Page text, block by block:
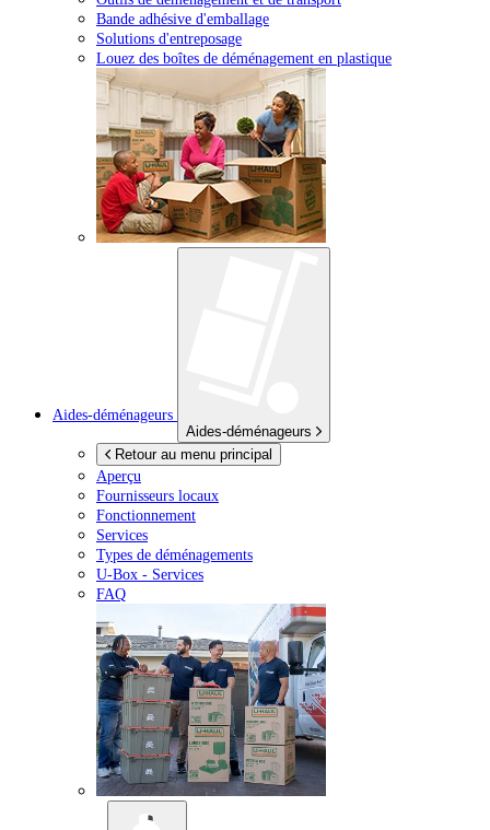
Bande adhésive d'emballage
Solutions d'entreposage
Louez des boîtes de déménagement en plastique
Aides-déménageurs
Aides-déménageurs
Retour au menu principal
Aperçu
Fournisseurs locaux
Fonctionnement
Services
Types de déménagements
U-Box - Services
FAQ